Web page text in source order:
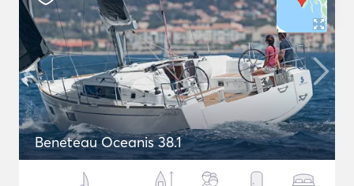
Beneteau Oceanis 38.1